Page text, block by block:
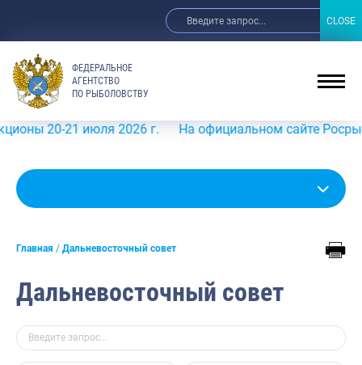
ФЕДЕРАЛЬНОЕ
АГЕНТСТВО
ПО РЫБОЛОВСТВУ
21 июля 2026 г. На официальном сайте
Главная Дальневосточный совет
Дальневосточный совет
CLOSE
CLOSE